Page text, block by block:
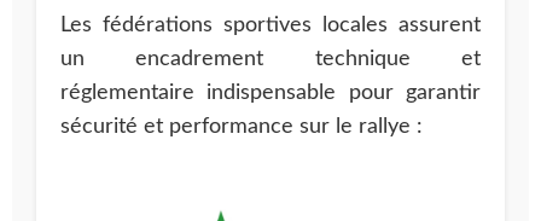
Les fédérations sportives locales assurent
un encadrement technique et
réglementaire indispensable pour garantir
sécurité et performance sur le rallye :